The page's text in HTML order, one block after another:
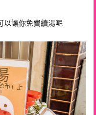
以讓你免費續湯呢